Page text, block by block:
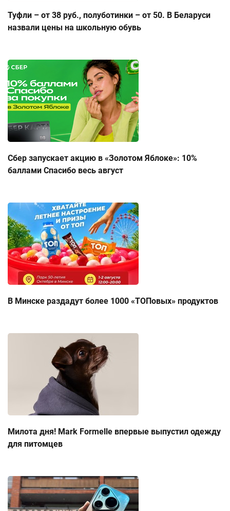
Туфли – от 38 руб., полуботинки – от 50. В Беларуси
назвали цены на школьную обувь
Сбер запускает акцию в «Золотом Яблоке»: 10%
баллами Спасибо весь август
В Минске раздадут более 1000 «ТОПовых» продуктов
Милота дня! Mark Formelle впервые выпустил одежду
для питомцев